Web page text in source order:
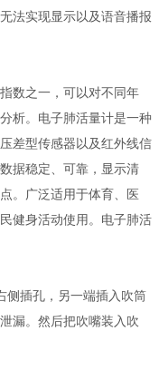
法实现显示以及语音播报
数之一，可以对不同年
析。电子肺活量计是一种
差型传感器以及红外线信
据稳定、可靠，显示清
。广泛适用于体育、医
健身活动使用。电子肺活
侧插孔，另一端插入吹筒
漏。然后把吹嘴装入吹